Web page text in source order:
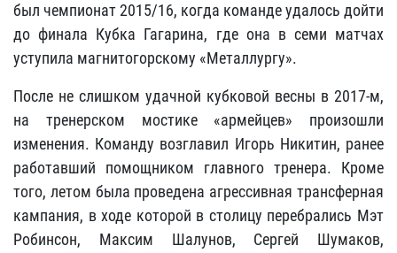
был чемпионат 2015/16, когда команде удалось дойти
до финала Кубка Гагарина, где она в семи матчах
уступила магнитогорскому «Металлургу».
После не слишком удачной кубковой весны в 2017-м,
на тренерском мостике «армейцев» произошли
изменения. Команду возглавил Игорь Никитин, ранее
работавший помощником главного тренера. Кроме
того, летом была проведена агрессивная трансферная
кампания, в ходе которой в столицу перебрались Мэт
Робинсон, Максим Шалунов, Сергей Шумаков,